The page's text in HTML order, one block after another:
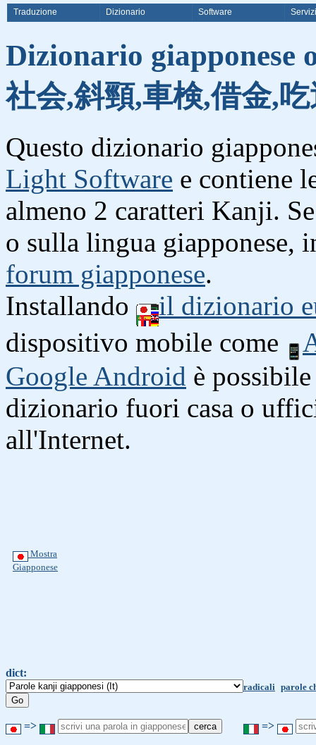
Traduzione Dizionario Software Servizi
Dizionario giapponese
社会,斜頸,車検,借金,
Questo dizionario
Light Software e contiene
almeno 2 caratteri Kanji.
o sulla lingua giapponese,
forum giapponese.
Installando
il dizionario
dispositivo mobile come
Google Android è
dizionario fuori casa o
all'Internet.
Mostra
Giapponese
dict:
radicali parole
=> =>